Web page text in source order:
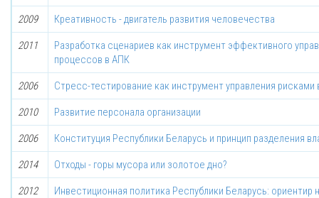
2009 Креативность - двигатель развития человечества
2011
Разработка сценариев как инструмент эффективного
процессов в АПК
2006 Стресс-тестирование как инструмент управления
2010 Развитие персонала организации
2006 Конституция Республики Беларусь и принцип разделения
2014 Отходы - горы мусора или золотое дно?
2012
Инвестиционная политика Республики Беларусь: